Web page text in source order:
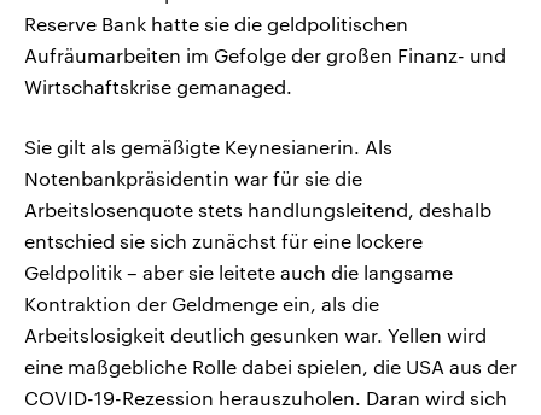
Reserve Bank hatte sie die geldpolitischen
Aufräumarbeiten im Gefolge der großen Finanz- und
Wirtschaftskrise gemanaged.
Sie gilt als gemäßigte Keynesianerin. Als
Notenbankpräsidentin war für sie die
Arbeitslosenquote stets handlungsleitend, deshalb
entschied sie sich zunächst für eine lockere
Geldpolitik – aber sie leitete auch die langsame
Kontraktion der Geldmenge ein, als die
Arbeitslosigkeit deutlich gesunken war. Yellen wird
eine maßgebliche Rolle dabei spielen, die USA aus der
COVID-19-Rezession herauszuholen. Daran wird sich